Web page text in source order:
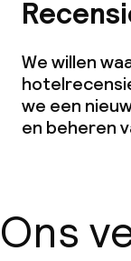
We willen
we een
en beheren
Ons